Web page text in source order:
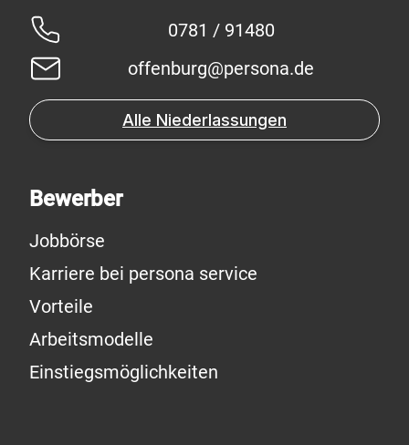
0781 / 91480
offenburg@persona.de
Alle Niederlassungen
Bewerber
Jobbörse
Karriere bei persona service
Vorteile
Arbeitsmodelle
Einstiegsmöglichkeiten